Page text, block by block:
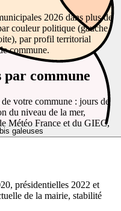
galeuses
2026 dans plus de
couleur politique (gauche,
par profil territorial
commune.
commune
votre commune : jours de
du niveau de la mer,
Météo France et du GIEC,
présidentielles 2022 et
de la mairie, stabilité